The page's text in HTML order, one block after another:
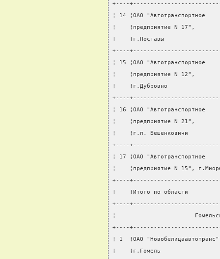
+----
¦ 14 ¦ОАО
¦    ¦предприятие N
¦    ¦г.Поставы
+----
¦ 15 ¦ОАО
¦    ¦предприятие N
¦    ¦г.Дубровно
+----
¦ 16 ¦ОАО
¦    ¦предприятие N
¦    ¦г.п. Бешенковичи
+----
¦ 17 ¦ОАО
¦    ¦предприятие N 15",
+----
¦    ¦Итого по области
+----
¦
+----
¦ 1  ¦ОАО
¦    ¦г.Гомель